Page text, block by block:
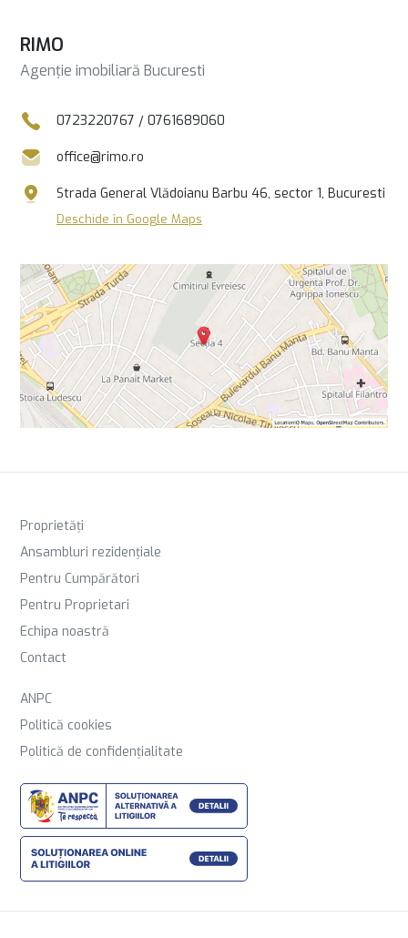
RIMO
Agenție imobiliară Bucuresti
0723220767 / 0761689060
office@rimo.ro
Strada General Vlădoianu Barbu 46, sector 1, Bucuresti
Deschide în Google Maps
Proprietăți
Ansambluri rezidențiale
Pentru Cumpărători
Pentru Proprietari
Echipa noastră
Contact
ANPC
Politică cookies
Politică de confidențialitate